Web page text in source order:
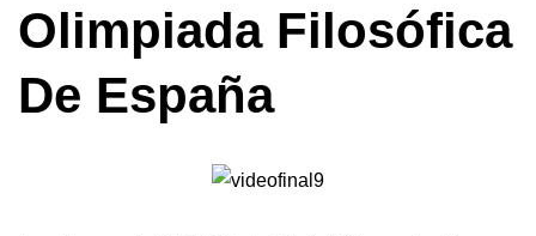
Olimpiada Filosófica
De España